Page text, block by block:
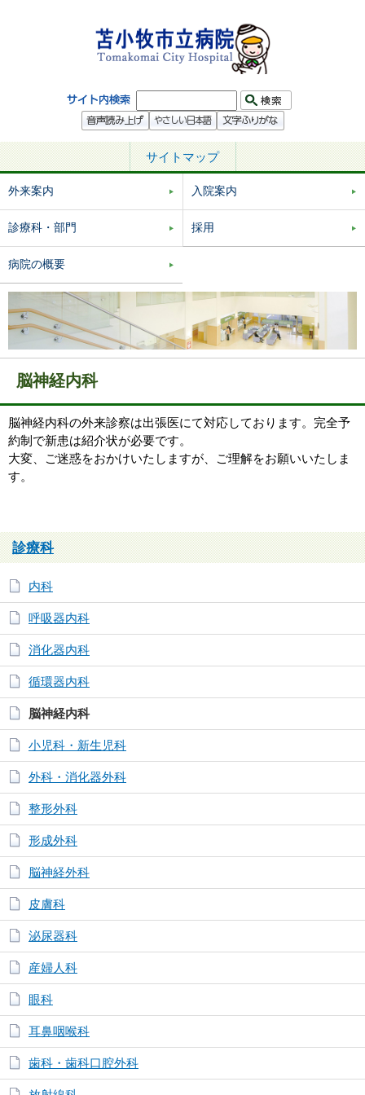
サイトマップ
外来案内 入院案内
診療科・部門 採用
病院の概要
脳神経内科
脳神経内科の外来診察は出張医にて対応しております。完全予
約制で新患は紹介状が必要です。
大変、ご迷惑をおかけいたしますが、ご理解をお願いいたしま
す。
診療科
内科
呼吸器内科
消化器内科
循環器内科
脳神経内科
小児科・新生児科
外科・消化器外科
整形外科
形成外科
脳神経外科
皮膚科
泌尿器科
産婦人科
眼科
耳鼻咽喉科
歯科・歯科口腔外科